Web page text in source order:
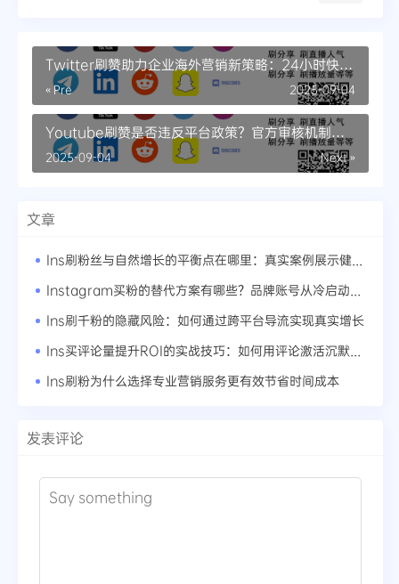
Twitter刷赞助力企业海外营销新策略：24小时快速
见效的推广服务
« Pre 2025-09-04
Youtube刷赞是否违反平台政策？官方审核机制的
全面解析
Next »
2025-09-04
文章
Ins刷千粉的隐藏风险：如何通过跨平台导流实现真实增长
Ins刷粉为什么选择专业营销服务更有效节省时间成本
发表评论